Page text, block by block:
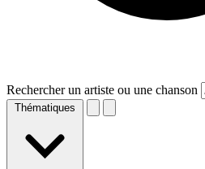
Rechercher un artiste ou une chanson
Thématiques